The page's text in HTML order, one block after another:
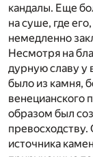
кандалы. Еще
на суше, где
немедленно
Несмотря на
дурную славу у
было из камня,
венецианского
образом был
источника